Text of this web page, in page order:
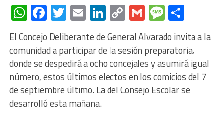
WhatsApp
Facebook
Twitter
EmailLinkedIn
Copy
Link
Gmail
El Concejo Deliberante de General Alvarado invita a la
comunidad a participar de la sesión preparatoria,
donde se despedirá a ocho concejales y asumirá igual
número, estos últimos electos en los comicios del 7
de septiembre último. La del Consejo Escolar se
desarrolló esta mañana.